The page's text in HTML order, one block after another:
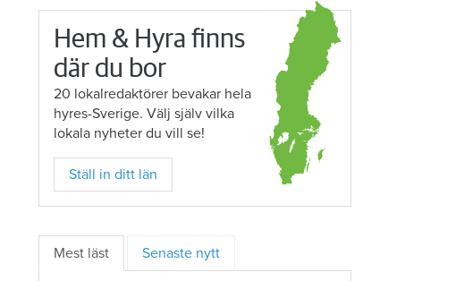
Hem & Hyra finns
där du bor
20 lokalredaktörer bevakar hela
hyres-Sverige. Välj själv vilka
lokala nyheter du vill se!
Ställ in ditt län
Mest läst Senaste nytt